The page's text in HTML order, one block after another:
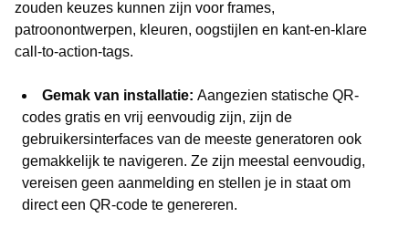
zouden keuzes kunnen zijn voor frames,
patroonontwerpen, kleuren, oogstijlen en kant-en-klare
call-to-action-tags.
Gemak van installatie: Aangezien statische QR-
codes gratis en vrij eenvoudig zijn, zijn de
gebruikersinterfaces van de meeste generatoren ook
gemakkelijk te navigeren. Ze zijn meestal eenvoudig,
vereisen geen aanmelding en stellen je in staat om
direct een QR-code te genereren.